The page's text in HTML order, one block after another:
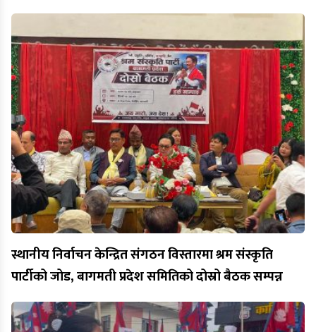
स्थानीय निर्वाचन केन्द्रित संगठन विस्तारमा श्रम संस्कृति
पार्टीको जोड, बागमती प्रदेश समितिको दोस्रो बैठक सम्पन्न